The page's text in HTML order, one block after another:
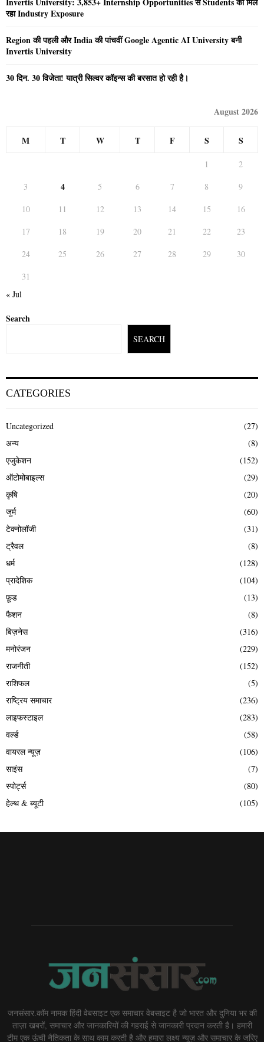
रहा Industry Exposure
Region की पहली और India की पांचवीं Google Agentic AI University बनी
Invertis University
30 दिन. 30 विजेता! यात्री सिल्वर कॉइन्स की बरसात हो रही है।
August 2026
M T W T F S S
1
2
3
4 5 6 7 8
9
10
11 12 13 14 15
16
17
18 19 20 21 22
23
24
25 26 27 28 29
30
31
« Jul
Search
SEARCH
CATEGORIES
Uncategorized
(27)
अन्य
(8)
एजुकेशन
(152)
ऑटोमोबाइल्स
(29)
कृषि
(20)
जुर्म
(60)
टेक्नोलॉजी
(31)
ट्रैवल
(8)
धर्म
(128)
प्रादेशिक
(104)
फ़ूड
(13)
फैशन
(8)
बिज़नेस
(316)
मनोरंजन
(229)
राजनीती
(152)
राशिफल
(5)
राष्ट्रिय समाचार
(236)
लाइफस्टाइल
(283)
वर्ल्ड
(58)
वायरल न्यूज़
(106)
साइंस
(7)
स्पोर्ट्स
(80)
हेल्थ & ब्यूटी
(105)
जनसंसार.कॉम नामक हिंदी वेबसाइट एक समाचार वेबसाइट है जो भारत और दुनिया भर की
ताज़ा खबरों, समाचार और जानकारियों की गहराई से जानकारी प्रदान करती है। हमारी
टीम एक ऊंची नैतिकता के साथ काम करती है और हमारा लक्ष्य न्यूज़ और समाचार के जरिए